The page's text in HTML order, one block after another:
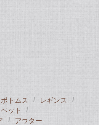
ボトムス
レギンス
ット
アウター